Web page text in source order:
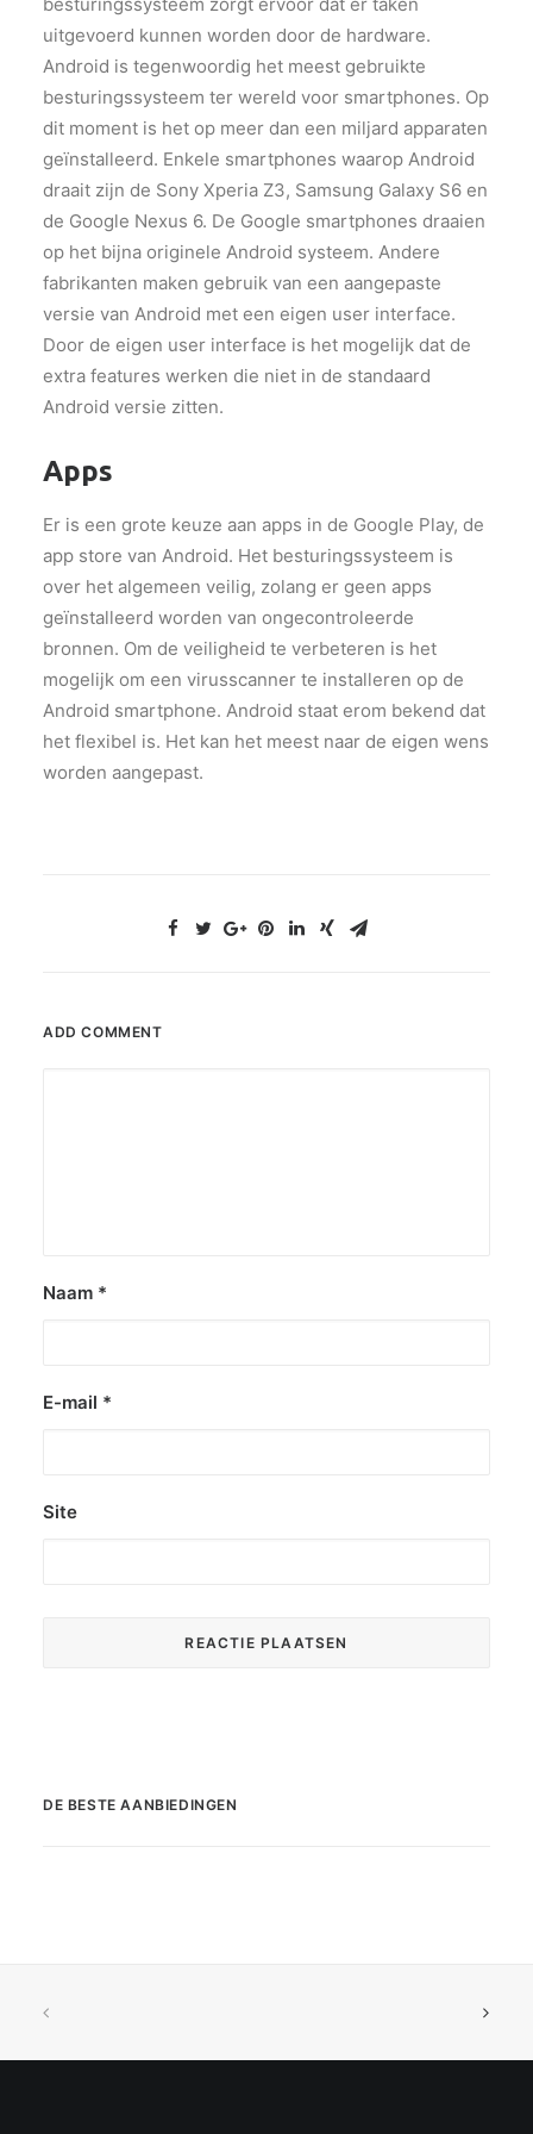
uitgevoerd kunnen worden door de hardware.
Android is tegenwoordig het meest gebruikte
besturingssysteem ter wereld voor smartphones. Op
dit moment is het op meer dan een miljard apparaten
geïnstalleerd. Enkele smartphones waarop Android
draait zijn de Sony Xperia Z3, Samsung Galaxy S6 en
de Google Nexus 6. De Google smartphones draaien
op het bijna originele Android systeem. Andere
fabrikanten maken gebruik van een aangepaste
versie van Android met een eigen user interface.
Door de eigen user interface is het mogelijk dat de
extra features werken die niet in de standaard
Android versie zitten.
Apps
Er is een grote keuze aan apps in de Google Play, de
app store van Android. Het besturingssysteem is
over het algemeen veilig, zolang er geen apps
geïnstalleerd worden van ongecontroleerde
bronnen. Om de veiligheid te verbeteren is het
mogelijk om een virusscanner te installeren op de
Android smartphone. Android staat erom bekend dat
het flexibel is. Het kan het meest naar de eigen wens
worden aangepast.
ADD COMMENT
Naam *
E-mail *
Site
DE BESTE AANBIEDINGEN